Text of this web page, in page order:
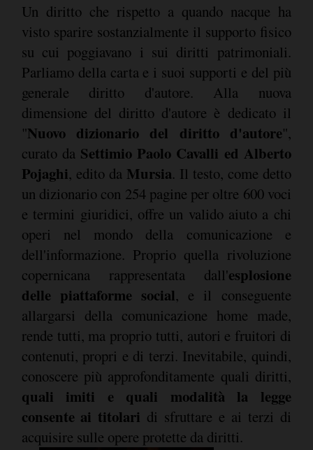
Un diritto che rispetto a quando nacque ha
visto sparire sostanzialmente il supporto fisico
su cui poggiavano i sui diritti patrimoniali.
Parliamo della carta e i suoi supporti e del più
generale diritto d'autore. Alla nuova
dimensione del diritto d'autore è dedicato il
"Nuovo dizionario del diritto d'autore",
curato da Settimio Paolo Cavalli ed Alberto
Pojaghi, edito da Mursia. Il testo, come detto
un dizionario con 254 pagine per oltre 600 voci
e termini giuridici, offre un valido aiuto a chi
operi nel mondo della comunicazione e
dell'informazione. Proprio quella rivoluzione
copernicana rappresentata dall'esplosione
delle piattaforme social, e il conseguente
allargarsi della comunicazione home made,
rende tutti, ma proprio tutti, autori e fruitori di
contenuti, propri e di terzi. Inevitabile, quindi,
conoscere più approfonditamente quali diritti,
quali imiti e quali modalità la legge
consente ai titolari di sfruttare e ai terzi di
acquisire sulle opere protette da diritti.